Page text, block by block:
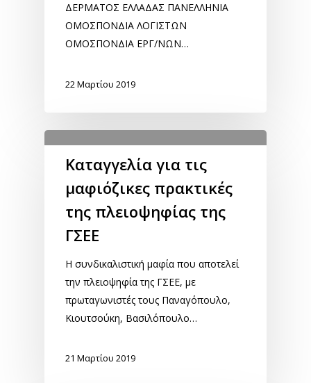
ΔΕΡΜΑΤΟΣ ΕΛΛΑΔΑΣ ΠΑΝΕΛΛΗΝΙΑ
ΟΜΟΣΠΟΝΔΙΑ ΛΟΓΙΣΤΩΝ
ΟΜΟΣΠΟΝΔΙΑ ΕΡΓ/ΝΩΝ…
22 Μαρτίου 2019
Καταγγελία για τις
μαφιόζικες πρακτικές
της πλειοψηφίας της
ΓΣΕΕ
Η συνδικαλιστική μαφία που αποτελεί
την πλειοψηφία της ΓΣΕΕ, με
πρωταγωνιστές τους Παναγόπουλο,
Κιουτσούκη, Βασιλόπουλο…
21 Μαρτίου 2019